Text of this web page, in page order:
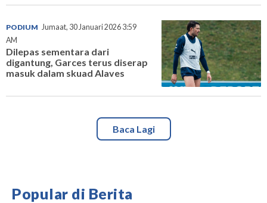
PODIUM Jumaat, 30 Januari 2026 3:59
AM
Dilepas sementara dari
digantung, Garces terus diserap
masuk dalam skuad Alaves
Baca Lagi
Popular di Berita